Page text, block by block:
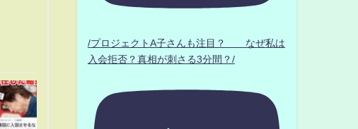
/プロジェクトA子さんも注目？ なぜ私は
入会拒否？真相が刺さる3分間？/